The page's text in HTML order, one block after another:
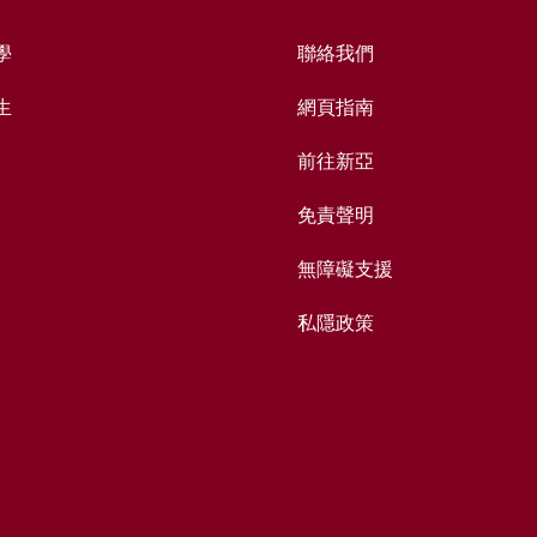
聯絡我們
網頁指南
前往新亞
免責聲明
無障礙支援
私隱政策